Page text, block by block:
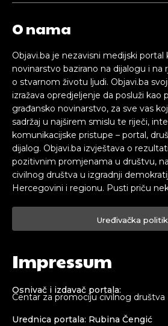
O nama
Objavi.ba je nezavisni medijski portal
novinarstvo bazirano na dijalogu i na
o stvarnom životu ljudi. Objavi.ba
izražava opredjeljenje da posluži kao
građansko novinarstvo, za sve vas
sadržaj u najširem smislu te riječi,
komunikacijske pristupe – portal,
dijalog. Objavi.ba izvještava o
pozitivnim promjenama u društvu,
civilnog društva u izgradnji
Hercegovini i regionu. Pusti priču
Uređivačka
Impressum
Osnivač i izdavač portala:
Centar za promociju civilnog društva
Urednica portala: Rubina Čengić